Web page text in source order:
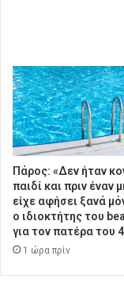
Πάρος: «Δεν ήταν
παιδί και πριν έναν
είχε αφήσει ξανά
ο ιδιοκτήτης του
για τον πατέρα του
1 ώρα πρίν